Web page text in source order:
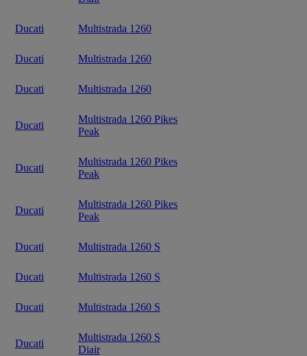
Ducati Multistrada 1260
Ducati Multistrada 1260
Ducati Multistrada 1260
Ducati
Multistrada 1260 Pikes
Peak
Ducati
Multistrada 1260 Pikes
Peak
Ducati
Multistrada 1260 Pikes
Peak
Ducati Multistrada 1260 S
Ducati Multistrada 1260 S
Ducati Multistrada 1260 S
Ducati
Multistrada 1260 S
Diair